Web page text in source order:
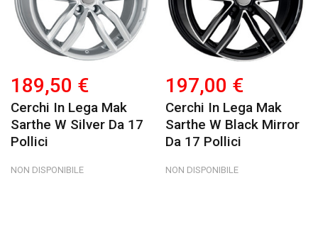
189,50 €
Cerchi In Lega Mak
Sarthe W Silver Da 17
Pollici
NON DISPONIBILE
197,00 €
Cerchi In Lega Mak
Sarthe W Black Mirror
Da 17 Pollici
NON DISPONIBILE